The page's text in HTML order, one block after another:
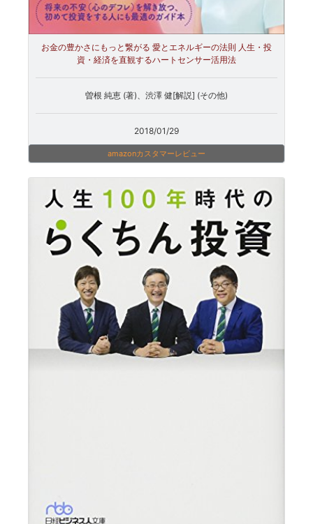
お金の豊かさにもっと繋がる 愛とエネルギーの法則 人生・投
資・経済を直観するハートセンサー活用法
曽根 純恵 (著)、渋澤 健[解説] (その他)
2018/01/29
amazonカスタマーレビュー